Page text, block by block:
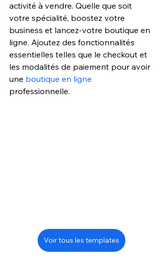
activité à vendre. Quelle que soit
votre spécialité, boostez votre
business et lancez-votre boutique en
ligne. Ajoutez des fonctionnalités
essentielles telles que le checkout et
les modalités de paiement pour avoir
une boutique en ligne
professionnelle.
Voir tous les templates